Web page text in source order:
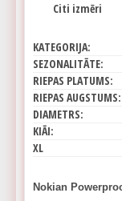
Citi izmēri
KATEGORIJA:
SEZONALITĀTE:
RIEPAS PLATUMS:
RIEPAS AUGSTUMS:
DIAMETRS:
KIĀI:
XL
Nokian